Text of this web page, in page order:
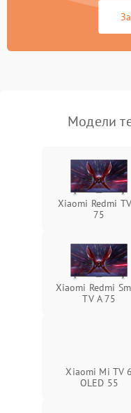
Модели
Xiaomi Redmi
75
Xiaomi Redmi
TV A 75
Xiaomi Mi TV 6
OLED 55